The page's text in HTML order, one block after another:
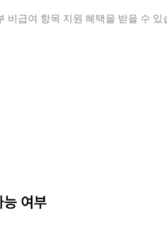
비급여 항목 지원 혜택을 받을 수 있